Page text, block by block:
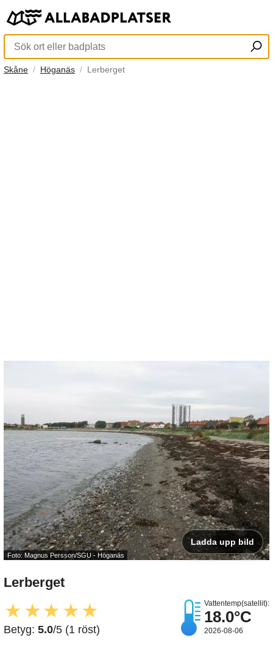
Skåne Höganäs Lerberget
Foto: Magnus Persson/SGU - Höganäs
Ladda upp bild
Lerberget
★ ★★ ★★
Betyg: 5.0/5 (1 röst)
Vattentemp(satellit):
18.0°C
2026-08-06